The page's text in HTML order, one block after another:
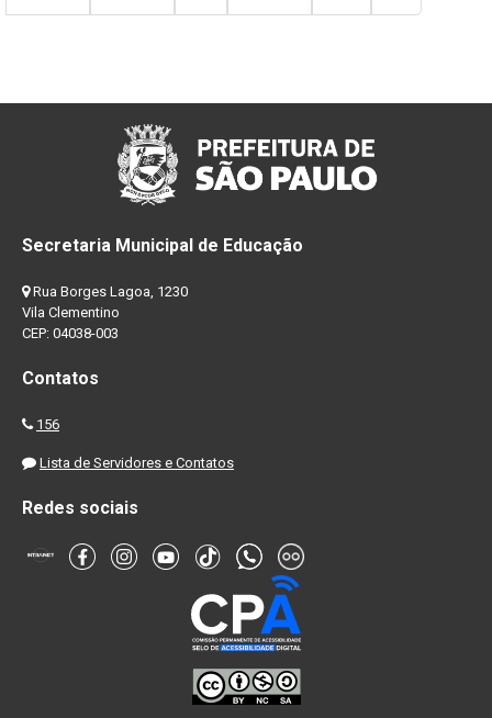
Secretaria Municipal de Educação
Rua Borges Lagoa, 1230
Vila Clementino
CEP: 04038-003
Contatos
156
Lista de Servidores e Contatos
Redes sociais